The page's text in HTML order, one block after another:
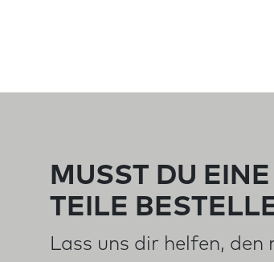
MUSST DU
TEILE
Lass uns dir helfen,